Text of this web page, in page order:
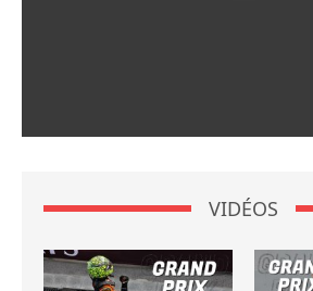
VIDÉOS